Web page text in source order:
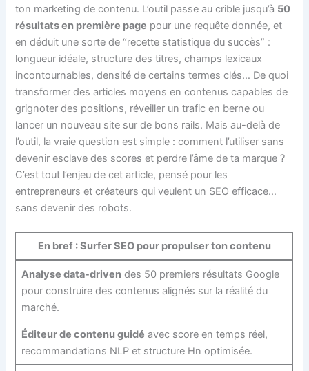
ton marketing de contenu. L’outil passe au crible jusqu’à 50
résultats en première page pour une requête donnée, et
en déduit une sorte de “recette statistique du succès” :
longueur idéale, structure des titres, champs lexicaux
incontournables, densité de certains termes clés… De quoi
transformer des articles moyens en contenus capables de
grignoter des positions, réveiller un trafic en berne ou
lancer un nouveau site sur de bons rails. Mais au-delà de
l’outil, la vraie question est simple : comment l’utiliser sans
devenir esclave des scores et perdre l’âme de ta marque ?
C’est tout l’enjeu de cet article, pensé pour les
entrepreneurs et créateurs qui veulent un SEO efficace…
sans devenir des robots.
En bref : Surfer SEO pour propulser ton contenu
Analyse data-drivendes 50 premiers résultats Google
pour construire des contenus alignés sur la réalité du
marché.
Éditeur de contenu guidé avec score en temps réel,
recommandations NLP et structure Hn optimisée.